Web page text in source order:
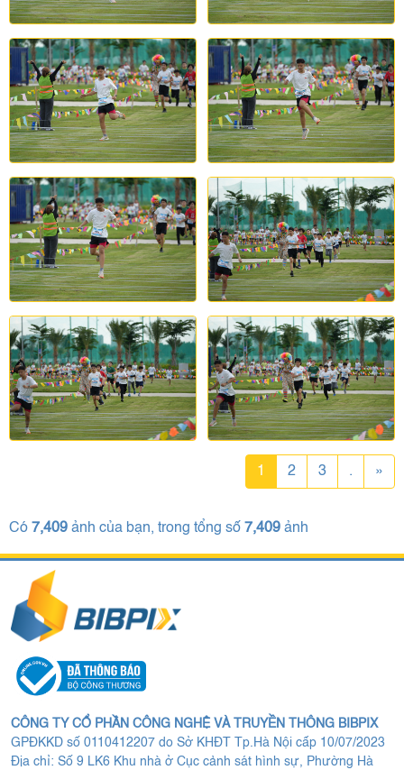
1 2 3 . »
Có 7,409 ảnh của bạn, trong tổng số 7,409 ảnh
CÔNG TY CỔ PHẦN CÔNG NGHỆ VÀ TRUYỀN THÔNG BIBPIX
GPĐKKD số 0110412207 do Sở KHĐT Tp.Hà Nội cấp 10/07/2023
Địa chỉ: Số 9 LK6 Khu nhà ở Cục cảnh sát hình sự, Phường Hà